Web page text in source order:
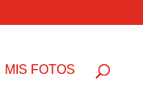
MIS FOTOS